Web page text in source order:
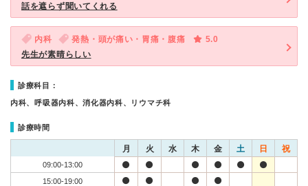
話を遮らず聞いてくれる
内科 発熱・頭が痛い・胃痛・腹痛
5.0
先生が素晴らしい
診療科目：
内科、呼吸器内科、消化器内科、リウマチ科
診療時間
月 火 水 木 金 土 日 祝
09:00-13:00
15:00-19:00